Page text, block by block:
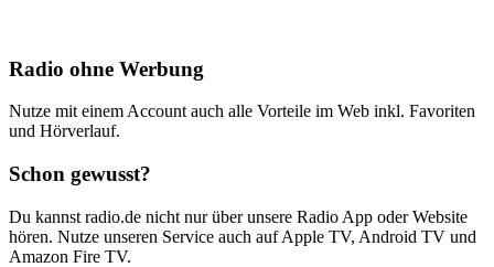
Radio ohne Werbung
Nutze mit einem Account auch alle Vorteile im Web inkl. Favoriten
und Hörverlauf.
Schon gewusst?
Du kannst radio.de nicht nur über unsere Radio App oder Website
hören. Nutze unseren Service auch auf Apple TV, Android TV und
Amazon Fire TV.